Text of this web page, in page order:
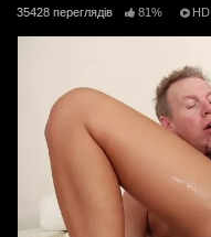
35428 переглядів 81% HD